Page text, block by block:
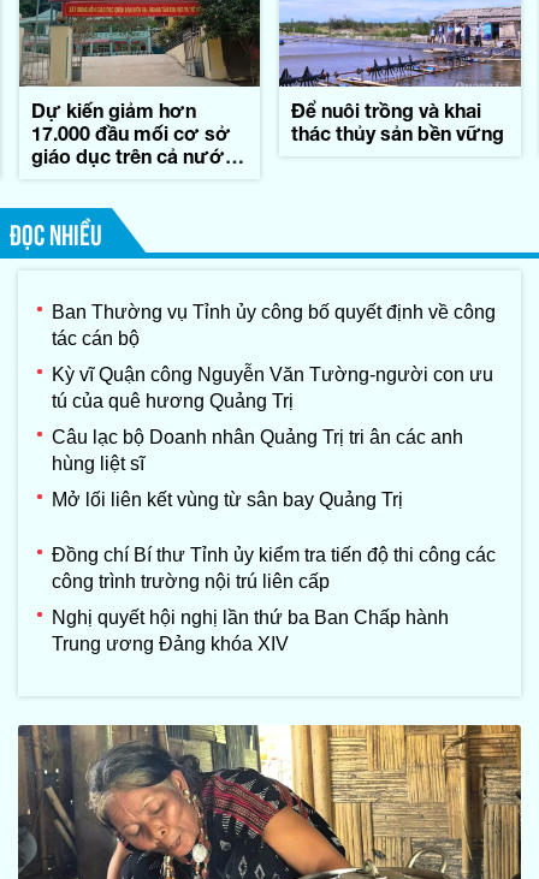
Dự kiến giảm hơn
17.000 đầu mối cơ sở
giáo dục trên cả nước,
Để nuôi trồng và khai
thác thủy sản bền vững
ĐỌC NHIỀU
Ban Thường vụ Tỉnh ủy công bố quyết định về công
tác cán bộ
Kỳ vĩ Quận công Nguyễn Văn Tường-người con ưu
tú của quê hương Quảng Trị
Câu lạc bộ Doanh nhân Quảng Trị tri ân các anh
hùng liệt sĩ
Mở lối liên kết vùng từ sân bay Quảng Trị
Đồng chí Bí thư Tỉnh ủy kiểm tra tiến độ thi công các
công trình trường nội trú liên cấp
Nghị quyết hội nghị lần thứ ba Ban Chấp hành
Trung ương Đảng khóa XIV